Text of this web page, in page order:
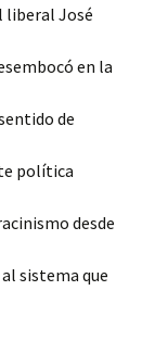
liberal José
en la
de
política
desde
sistema que